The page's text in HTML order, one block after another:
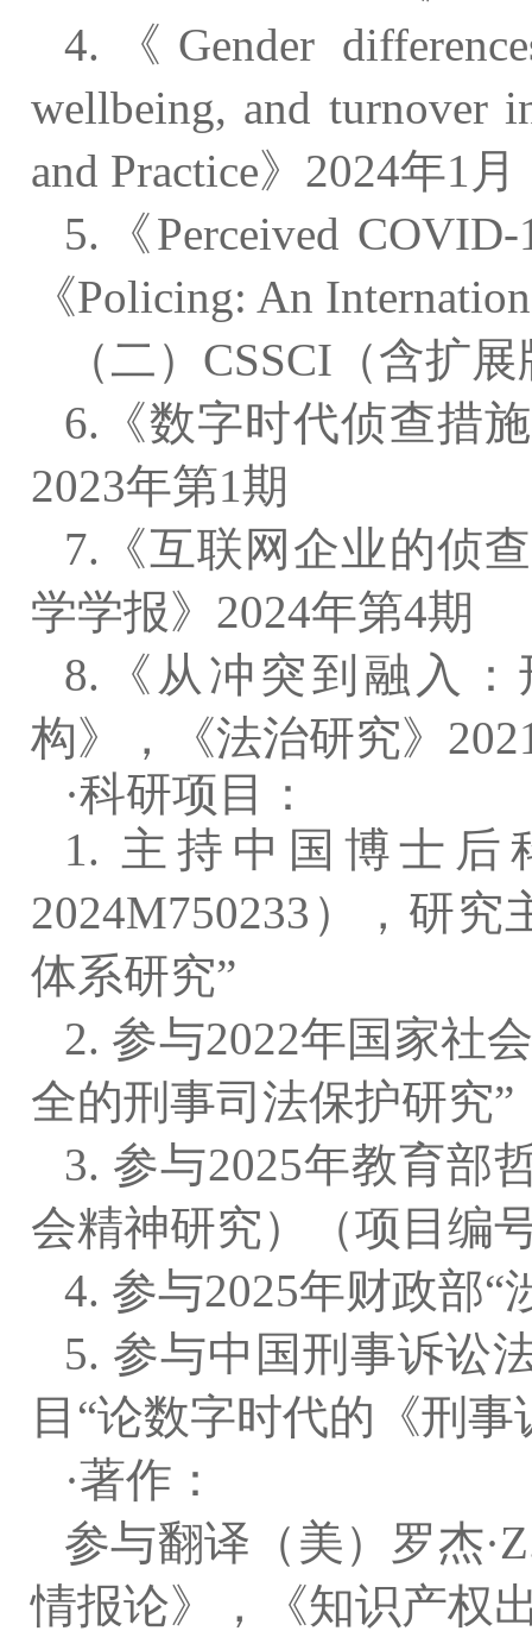
4.《Gender
wellbeing, and turnover
and Practice》2024年1月
5.《Perceived
《Policing: An
（二）CSSCI（含扩
6.《数字时代侦查措
2023年第1期
7.《互联网企业的侦
学学报》2024年第4期
8.《从冲突到融入
构》，《法治研究》
·科研项目：
1. 主持中国博士
2024M750233），研
体系研究”
2. 参与2022年国家社
全的刑事司法保护研究
3. 参与2025年教育部
会精神研究）（项目编
4. 参与2025年财政部
5. 参与中国刑事诉讼
目“论数字时代的《刑
·著作：
参与翻译（美）罗杰
情报论》，《知识产权